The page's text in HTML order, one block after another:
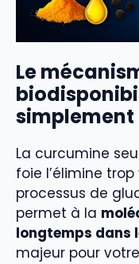
Le
simplement
La curcumine
foie l’élimine
processus de
permet à la
longtemps dans
majeur pour